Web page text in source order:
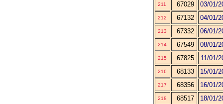
211 67029 03/01/
212 67132 04/01/
213 67332 06/01/
214 67549 08/01/
215 67825 11/01/
216 68133 15/01/
217 68356 16/01/
218 68517 18/01/